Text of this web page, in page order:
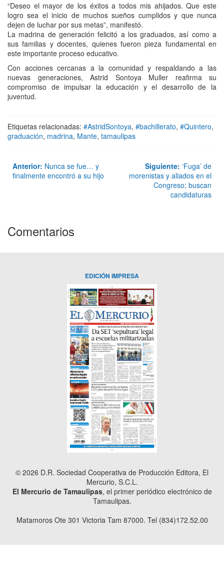
“Deseo el mayor de los éxitos a todos mis ahijados. Que este
logro sea el inicio de muchos sueños cumplidos y que nunca
dejen de luchar por sus metas”, manifestó.
La madrina de generación felicitó a los graduados, así como a
sus familias y docentes, quienes fueron pieza fundamental en
este importante proceso educativo.
Con acciones cercanas a la comunidad y respaldando a las
nuevas generaciones, Astrid Sontoya Muller reafirma su
compromiso de impulsar la educación y el desarrollo de la
juventud.
Etiquetas relacionadas: #AstridSontoya, #bachillerato, #Quintero,
graduación, madrina, Mante, tamaulipas
Anterior: Nunca se fue… y
finalmente encontró a su hijo
Siguiente: ‘Fuga’ de
morenistas y aliados en el
Congreso; buscan
candidaturas
Comentarios
EDICIÓN IMPRESA
© 2026 D.R. Sociedad Cooperativa de Producción Editora, El
Mercurio, S.C.L.
El Mercurio de Tamaulipas, el primer periódico electrónico de
Tamaulipas.
Matamoros Ote 301 Victoria Tam 87000. Tel (834)172.52.00